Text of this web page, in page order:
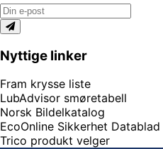
Nyttige linker
Fram krysse liste
LubAdvisor smøretabell
Norsk Bildelkatalog
EcoOnline Sikkerhet Datablad
Trico produkt velger